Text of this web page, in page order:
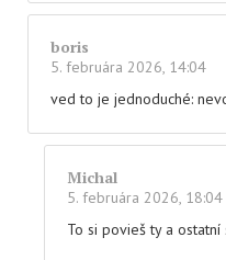
boris
5. februára 2026, 14:04
ved to je jednoduché:
Michal
5. februára 2026, 18:04
To si povieš ty a